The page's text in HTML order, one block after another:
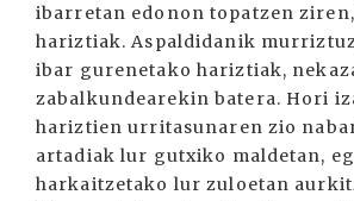
ibarretan edonon topatzen
hariztiak. Aspaldidanik
ibar gurenetako hariztiak,
zabalkundearekin batera. Hori
hariztien urritasunaren zio
artadiak lur gutxiko maldetan,
harkaitzetako lur zuloetan